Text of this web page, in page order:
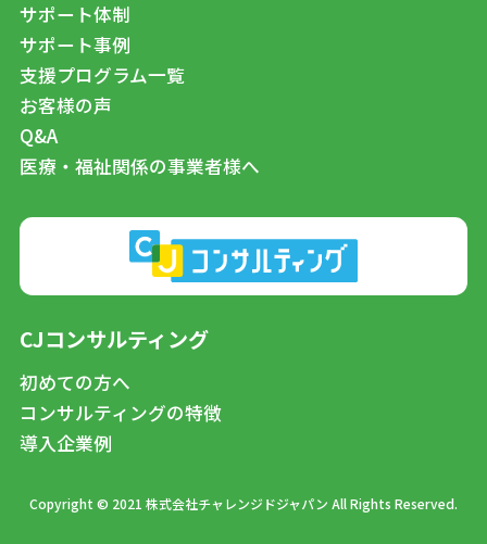
サポート体制
サポート事例
支援プログラム一覧
お客様の声
Q&A
医療・福祉関係の事業者様へ
CJコンサルティング
初めての方へ
コンサルティングの特徴
導入企業例
Copyright © 2021 株式会社チャレンジドジャパン All Rights Reserved.